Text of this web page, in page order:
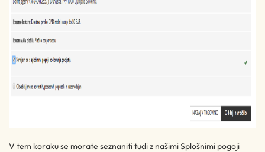
V tem koraku se morate seznaniti tudi z našimi Splošnimi pogoji